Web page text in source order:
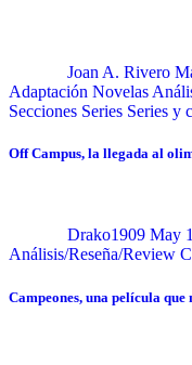
Joan A. Rivero
Adaptación Novelas
Secciones Series Series y
Off Campus, la llegada al
Drako1909 May
Análisis/Reseña/Review
Campeones, una película